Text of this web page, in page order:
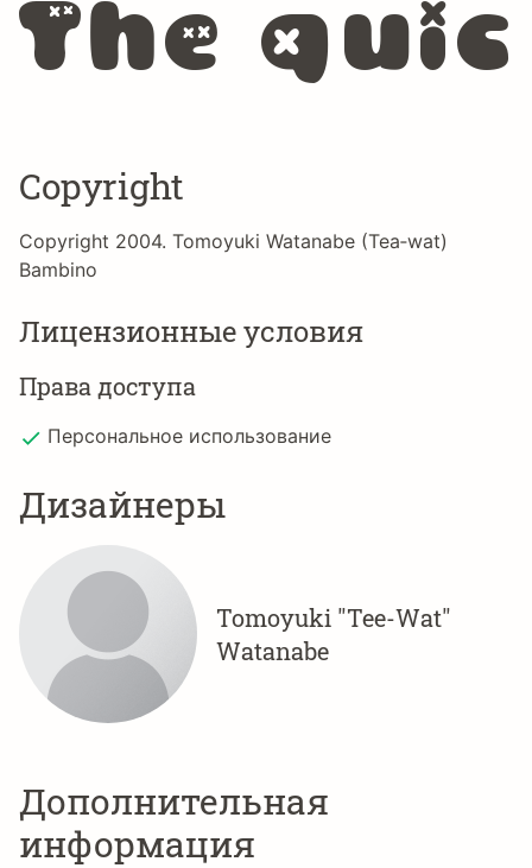
The
Copyright
Copyright 2004. Tomoyuki Watanabe (Tea‐wat)
Bambino
Лицензионные условия
Права доступа
Персональное использование
Дизайнеры
Tomoyuki "Tee-Wat"
Watanabe
Дополнительная
информация